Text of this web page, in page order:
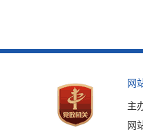
网
主
网